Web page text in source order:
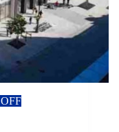
OFF